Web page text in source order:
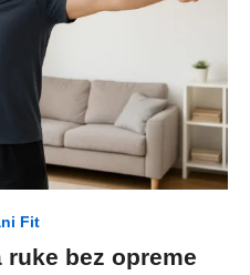
Fit
ruke bez opreme